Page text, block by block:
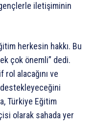
iletişiminin
herkesin hakkı. Bu
çok önemli” dedi.
alacağını ve
Türkiye Eğitim
olarak sahada yer